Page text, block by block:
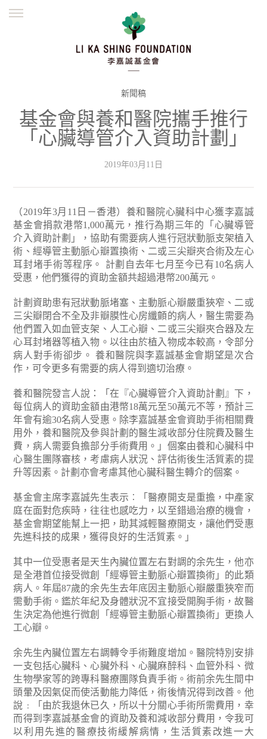
並肩同行
繁體
新聞稿
基金會與養和醫院攜手推行
「心臟導管介入資助計劃」
2019年03月11日
（2019年3月11日－香港）養和醫院心臟科中心獲李嘉誠
基金會捐款港幣1,000萬元，推行為期三年的「心臟導管
介入資助計劃」，協助有需要病人進行冠狀動脈支架植入
術、經導管主動脈心瓣置換術、二或三尖瓣夾合術及左心
耳封堵手術等程序。
計劃自去年七月至今已有10名病人
受惠，他們獲得的資助金額共超過港幣200萬元。
計劃資助患有冠狀動脈堵塞、主動脈心瓣嚴重狹窄、二或
三尖瓣閉合不全及非瓣膜性心房纖顫的病人，醫生需要為
他們置入如血管支架、人工心瓣、二或三尖瓣夾合器及左
心耳封堵器等植入物。以往由於植入物成本較高，令部分
病人對手術卻步。 養和醫院與李嘉誠基金會期望是次合
作，可令更多有需要的病人得到適切治療。
養和醫院發言人說：「在『心臟導管介入資助計劃』下，
每位病人的資助金額由港幣18萬元至50萬元不等，預計三
年會有逾30名病人受惠。除李嘉誠基金會資助手術相關費
用外，養和醫院及參與計劃的醫生減收部分住院費及醫生
費，病人需要負擔部分手術費用。」個案由養和心臟科中
心醫生團隊審核，考慮病人狀況、評估術後生活質素的提
升等因素。計劃亦會考慮其他心臟科醫生轉介的個案。
基金會主席李嘉誠先生表示︰「醫療開支是重擔，中產家
庭在面對危疾時，往往也感吃力，以至錯過治療的機會，
基金會期望能幫上一把，助其減輕醫療開支，讓他們受惠
先進科技的成果，獲得良好的生活質素。」
其中一位受惠者是天生內臟位置左右對調的余先生，他亦
是全港首位接受微創「經導管主動脈心瓣置換術」的此類
病人。年屆87歲的余先生去年底因主動脈心瓣嚴重狹窄而
需動手術。鑑於年紀及身體狀況不宜接受開胸手術，故醫
生決定為他進行微創「經導管主動脈心瓣置換術」更換人
工心瓣。
余先生內臟位置左右調轉令手術難度增加。醫院特別安排
一支包括心臟科、心臟外科、心臟麻醉科、血管外科、微
生物學家等的跨專科醫療團隊負責手術。術前余先生間中
頭暈及因氣促而使活動能力降低，術後情況得到改善。他
說﹕「由於我退休已久，所以十分關心手術所需費用，幸
而得到李嘉誠基金會的資助及養和減收部分費用，令我可
以利用先進的醫療技術緩解病情，生活質素改進一大